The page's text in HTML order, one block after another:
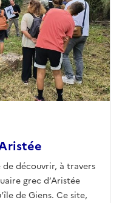
de découvrir, à travers
grec d’Aristée
de Giens. Ce site,